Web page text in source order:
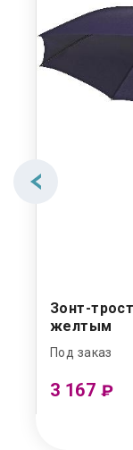
Зонт-
желтым
Под заказ
3 167 ₽